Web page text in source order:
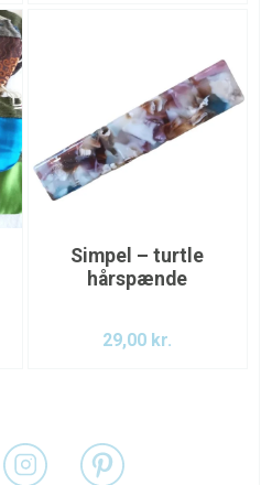
Simpel – turtle
hårspænde
29,00 kr.